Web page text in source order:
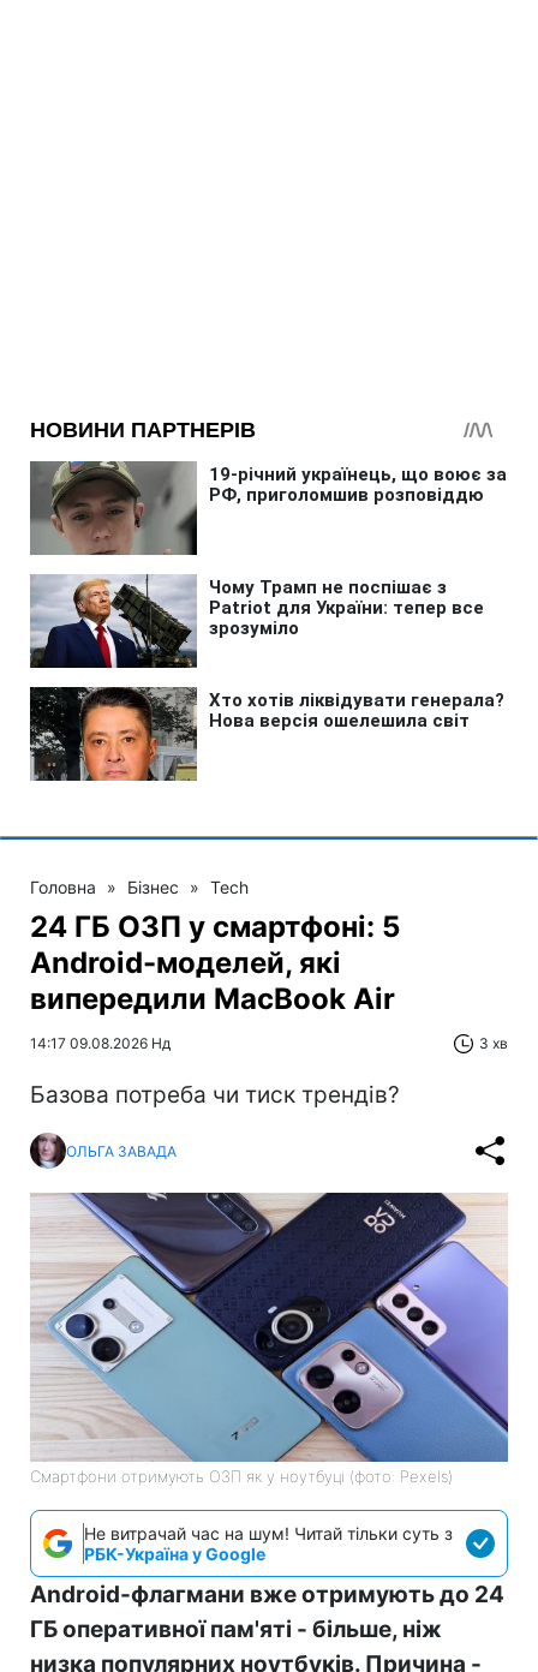
Головна » Бізнес » Tech
24 ГБ ОЗП у смартфоні: 5
Android-моделей, які
випередили MacBook Air
14:17 09.08.2026 Нд 3 хв
Базова потреба чи тиск трендів?
ОЛЬГА ЗАВАДА
Смартфони отримують ОЗП як у ноутбуці (фото: Pexels)
Не витрачай час на шум! Читай тільки суть з
РБК-Україна у Google
Android-флагмани вже отримують до 24
ГБ оперативної пам'яті - більше, ніж
низка популярних ноутбуків. Причина -